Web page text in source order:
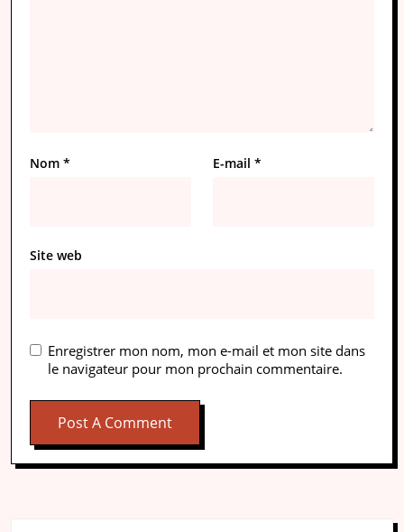
Nom * E-mail *
Site web
Enregistrer mon nom, mon e-mail et mon site dans
le navigateur pour mon prochain commentaire.